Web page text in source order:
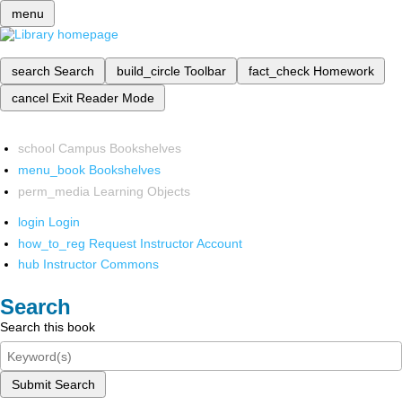
menu
search Search build_circle Toolbar fact_check Homework
cancel Exit Reader Mode
school Campus Bookshelves
menu_book Bookshelves
perm_media Learning Objects
login Login
how_to_reg Request Instructor Account
hub Instructor Commons
Search
Search this book
Submit Search